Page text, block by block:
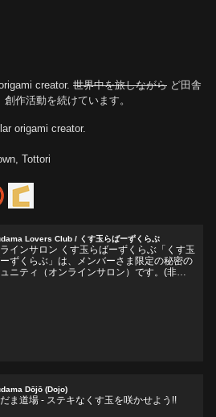
creator. 世界中を旅しながら ど田舎
作活動を続けています。
origami creator.
Tottori
Lovers Club / くす玉らばーずくらぶ
インサロン くす玉らばーずくらぶ「くす玉
ずくらぶ」は、メンバーさま限定の秘密の
ニティ（オンラインサロン）です。(非公
Dōjō (Dojo)
だま道場 - ステキなくす玉を咲かせよう!!